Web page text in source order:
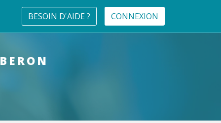
BESOIN D'AIDE ? CONNEXION